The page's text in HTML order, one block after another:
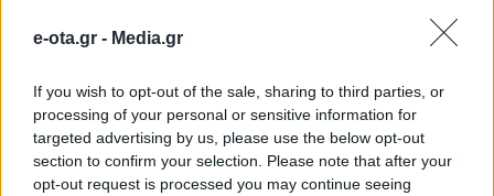
e-ota.gr - Media.gr
If you wish to opt-out of the sale, sharing to third parties, or
processing of your personal or sensitive information for
targeted advertising by us, please use the below opt-out
section to confirm your selection. Please note that after your
opt-out request is processed you may continue seeing